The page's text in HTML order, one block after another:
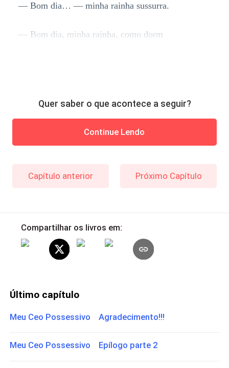
— Bom dia… — minha rainha sussurra.
— Bom dia, minha rainha, como dorm
Quer saber o que acontece a seguir?
Continue Lendo
Capítulo anterior Próximo Capítulo
Compartilhar os livros em:
Último capítulo
Meu Ceo Possessivo Agradecimento!!!
Meu Ceo Possessivo Epílogo parte 2